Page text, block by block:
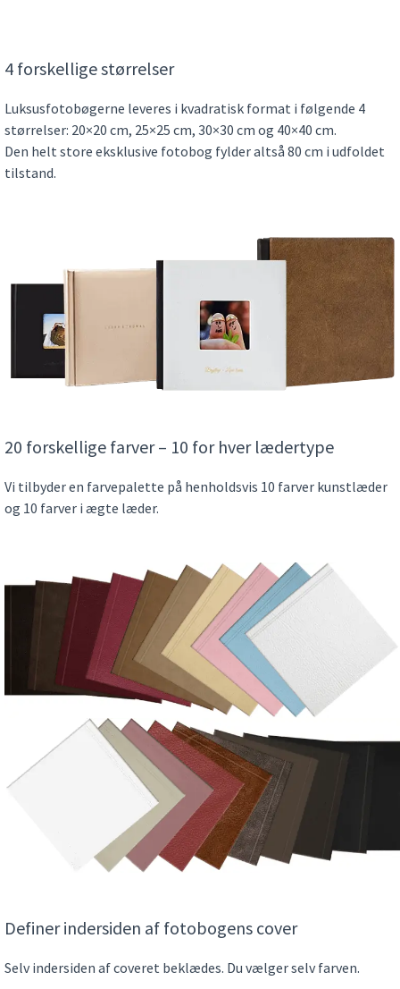
4 forskellige størrelser
Luksusfotobøgerne leveres i kvadratisk format i følgende 4
størrelser: 20×20 cm, 25×25 cm, 30×30 cm og 40×40 cm.
Den helt store eksklusive fotobog fylder altså 80 cm i udfoldet
tilstand.
20 forskellige farver – 10 for hver lædertype
Vi tilbyder en farvepalette på henholdsvis 10 farver kunstlæder
og 10 farver i ægte læder.
Definer indersiden af fotobogens cover
Selv indersiden af coveret beklædes. Du vælger selv farven.